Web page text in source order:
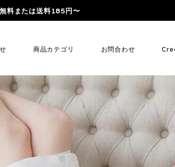
料または送料185円〜
商品カテゴリ お問合わせ